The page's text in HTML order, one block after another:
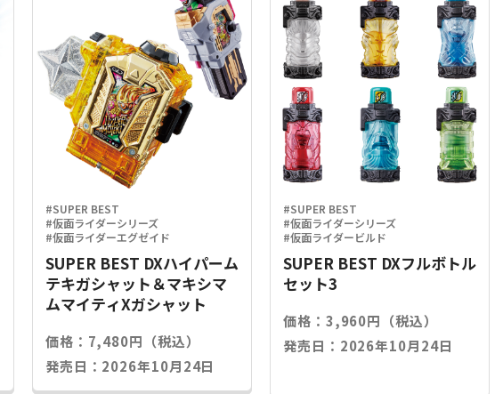
#SUPER BEST
#仮面ライダーシリーズ
#仮面ライダーエグゼイド
SUPER BEST DXハイパーム
テキガシャット＆マキシマ
ムマイティXガシャット
価格：7,480円（税込）
発売日：2026年10月24日
#SUPER BEST
#仮面ライダーシリーズ
#仮面ライダービルド
SUPER BEST DXフルボトル
セット3
価格：3,960円（税込）
発売日：2026年10月24日